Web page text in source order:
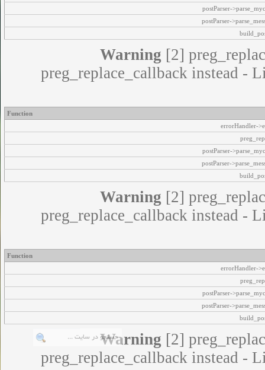
postParser-
postParser-
Warning [2]
preg_replace_callback instead -
Function
errorHandler-
postParser-
postParser-
Warning [2]
preg_replace_callback instead -
Function
errorHandler-
postParser-
postParser-
Warning [2]
preg_replace_callback instead -